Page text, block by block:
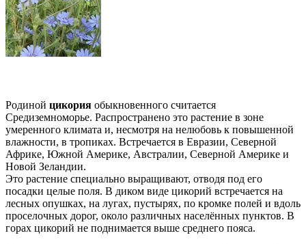
Родиной цикория обыкновенного считается
Средиземноморье. Распространено это растение в зоне
умеренного климата и, несмотря на нелюбовь к повышенной
влажности, в тропиках. Встречается в Евразии, Северной
Африке, Южной Америке, Австралии, Северной Америке и
Новой Зеландии.
Это растение специально выращивают, отводя под его
посадки целые поля. В диком виде цикорий встречается на
лесных опушках, на лугах, пустырях, по кромке полей и вдоль
проселочных дорог, около различных населённых пунктов. В
горах цикорий не поднимается выше среднего пояса.